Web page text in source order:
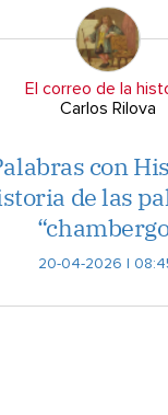
El correo de la
Carlos Rilova
con
de las
20-04-2026 |